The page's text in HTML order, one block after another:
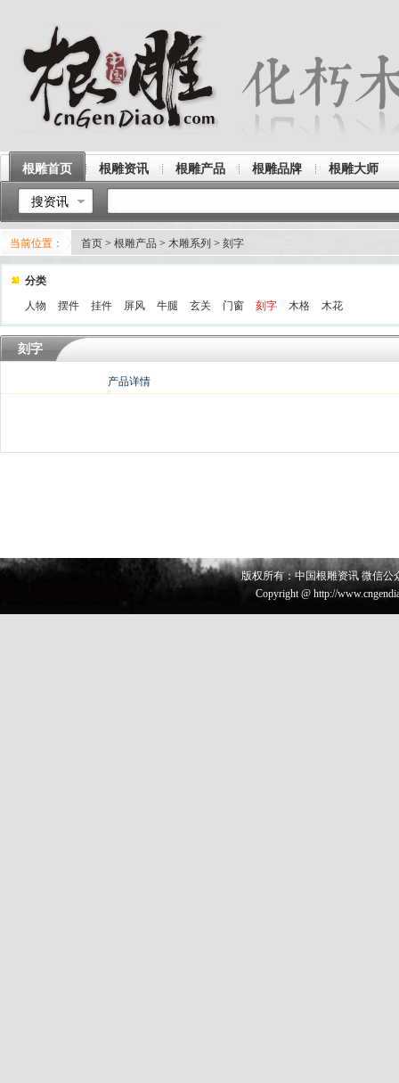
根雕首页 根雕资讯 根雕产品 根雕品牌 根雕大师
搜资讯
当前位置： 首页 > 根雕产品 > 木雕系列 > 刻字
分类
人物
摆件 挂件 屏风 牛腿 玄关 门窗 刻字 木格 木花
刻字
产品详情
版权所有：中国根雕资讯 微信公
Copyright @ http://